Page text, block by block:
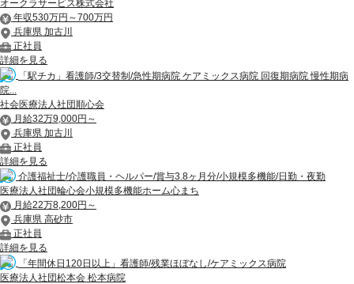
オークラサービス株式会社
年収530万円～700万円
兵庫県 加古川
正社員
詳細を見る
「駅チカ」看護師/3交替制/急性期病院 ケアミックス病院 回復期病院 慢性期病
院...
社会医療法人社団順心会
月給32万9,000円～
兵庫県 加古川
正社員
詳細を見る
介護福祉士/介護職員・ヘルパー/賞与3.8ヶ月分/小規模多機能/日勤・夜勤
医療法人社団輪心会小規模多機能ホーム心まち
月給22万8,200円～
兵庫県 高砂市
正社員
詳細を見る
「年間休日120日以上」看護師/残業ほぼなし/ケアミックス病院
医療法人社団松本会 松本病院